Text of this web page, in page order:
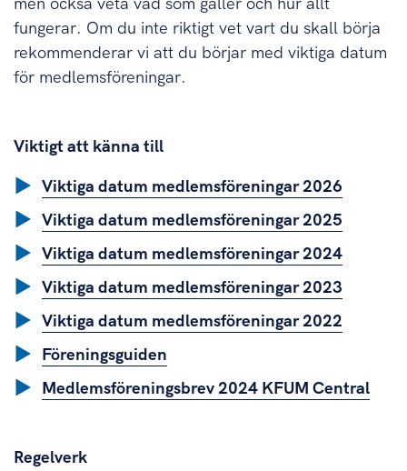
fungerar. Om du inte riktigt vet vart du skall börja
rekommenderar vi att du börjar med viktiga datum
för medlemsföreningar.
Viktigt att känna till
Viktiga datum medlemsföreningar 2026
Viktiga datum medlemsföreningar 2025
Viktiga datum medlemsföreningar 2024
Viktiga datum medlemsföreningar 2023
Viktiga datum medlemsföreningar 2022
Föreningsguiden
Medlemsföreningsbrev 2024 KFUM Central
Regelverk